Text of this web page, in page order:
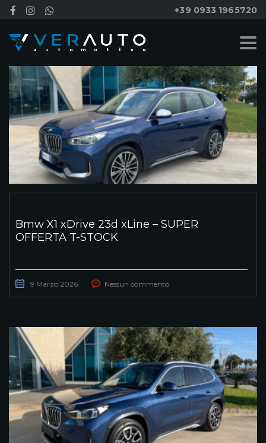
+39 0933 1965720
Bmw X1 xDrive 23d xLine – SUPER
OFFERTA T-STOCK
9 Marzo 2026 Nessun commento